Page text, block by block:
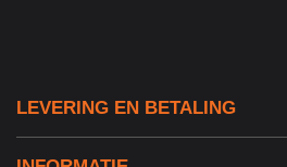
LEVERING EN BETALING